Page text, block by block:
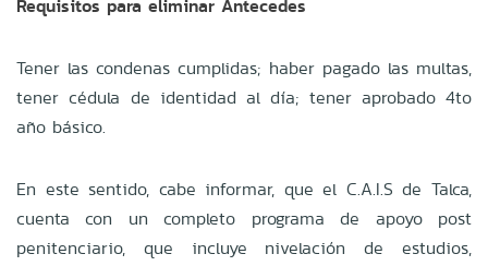
Requisitos para eliminar Antecedes
Tener las condenas cumplidas; haber pagado las multas,
tener cédula de identidad al día; tener aprobado 4to
año básico.
En este sentido, cabe informar, que el C.A.I.S de Talca,
cuenta con un completo programa de apoyo post
penitenciario, que incluye nivelación de estudios,